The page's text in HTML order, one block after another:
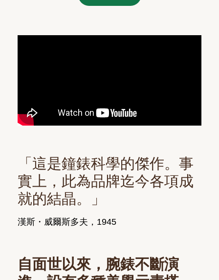
「這是鐘錶科學的傑作。事
實上，此為品牌迄今各項成
就的結晶。」
漢斯・威爾斯多夫，1945
自面世以來，腕錶不斷演